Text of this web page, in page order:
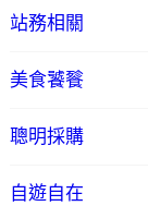
站務相關
美食饕餮
聰明採購
自遊自在